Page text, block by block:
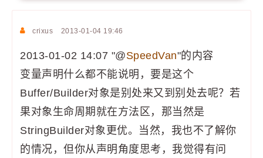
crixus 2013-01-04 19:46
2013-01-02 14:07 "@SpeedVan"的内容
变量声明什么都不能说明，要是这个
Buffer/Builder对象是别处来又到别处去呢？若
果对象生命周期就在方法区，那当然是
StringBuilder对象更优。当然，我也不了解你
的情况，但你从声明角度思考，我觉得有问